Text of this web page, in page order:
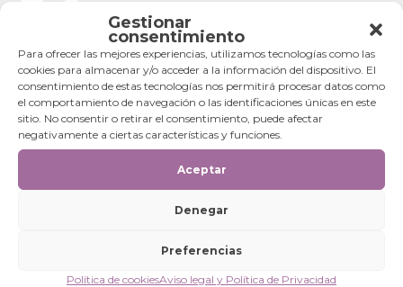
Gestionar
consentimiento
Para ofrecer las mejores experiencias, utilizamos tecnologías como las
cookies para almacenar y/o acceder a la información del dispositivo. El
consentimiento de estas tecnologías nos permitirá procesar datos como
el comportamiento de navegación o las identificaciones únicas en este
sitio. No consentir o retirar el consentimiento, puede afectar
negativamente a ciertas características y funciones.
Aceptar
Denegar
Preferencias
Política de cookiesAviso legal y Política de Privacidad